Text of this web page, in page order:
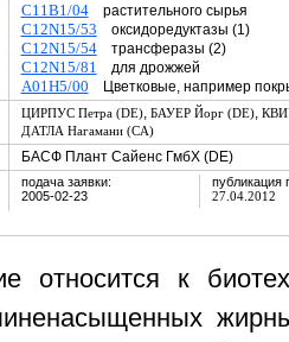
C11B1/04растительного сырья
C12N15/53 оксидоредуктазы (1)
C12N15/54трансферазы (2)
C12N15/81 для дрожжей
A01H5/00 Цветковые, например
ЦИРПУС Петра (DE), БАУЕР Йорг (DE),
ДАТЛА Нагамани (CA)
БАСФ Плант Сайенс ГмбХ (DE)
подача заявки:
2005-02-23
публикация
27.04.2012
относится к